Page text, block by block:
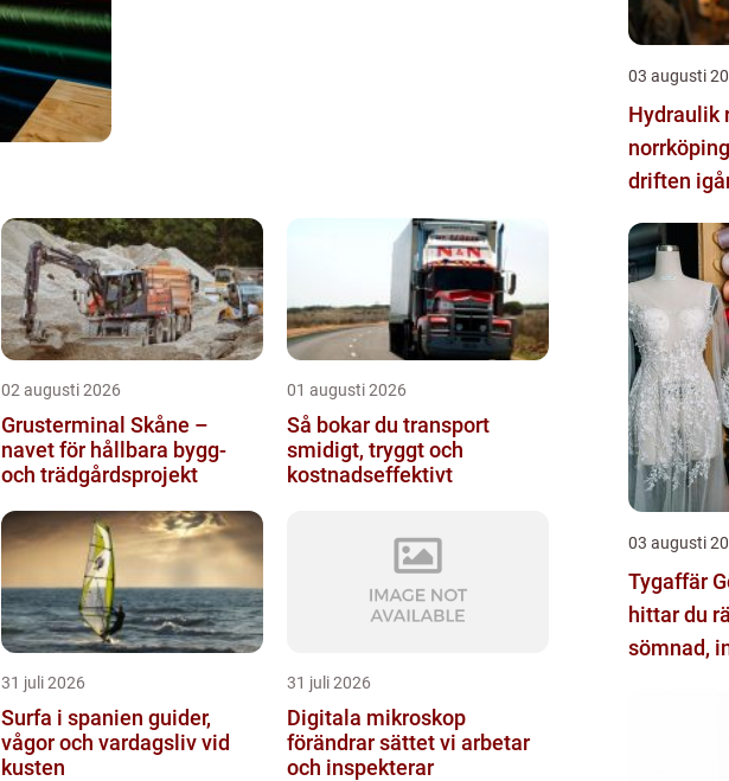
02 augusti 2026
Grusterminal Skåne –
navet för hållbara bygg-
och trädgårdsprojekt
01 augusti 2026
Så bokar du transport
smidigt, tryggt och
kostnadseffektivt
31 juli 2026
Surfa i spanien guider,
vågor och vardagsliv vid
kusten
31 juli 2026
Digitala mikroskop
förändrar sättet vi arbetar
och inspekterar
03 augusti
Hydraulik
norrköping så håller du
driften
03 augusti
Tygaffär
hittar du
sömnad,